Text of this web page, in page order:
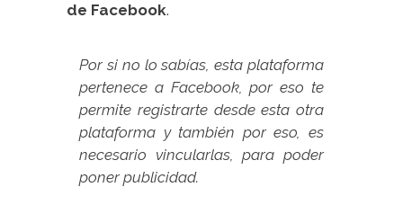
de Facebook.
Por si no lo sabías, esta plataforma
pertenece a Facebook, por eso te
permite registrarte desde esta otra
plataforma y también por eso, es
necesario vincularlas, para poder
poner publicidad.